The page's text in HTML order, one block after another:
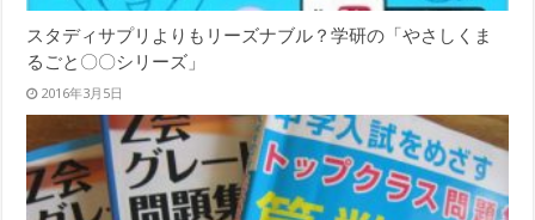
スタディサプリよりもリーズナブル？学研の「やさしくま
るごと〇〇シリーズ」
2016年3月5日